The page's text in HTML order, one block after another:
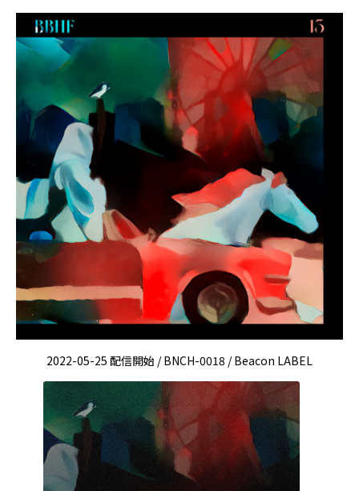
プライバシーポリシー
ENGLISH PAGE
2022-05-25 配信開始 / BNCH-0018 / Beacon LABEL